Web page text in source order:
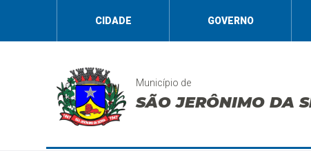
CIDADE GOVERNO
Município de
SÃO JERÔNIMO DA